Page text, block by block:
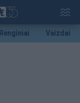
Renginiai Vaizdai